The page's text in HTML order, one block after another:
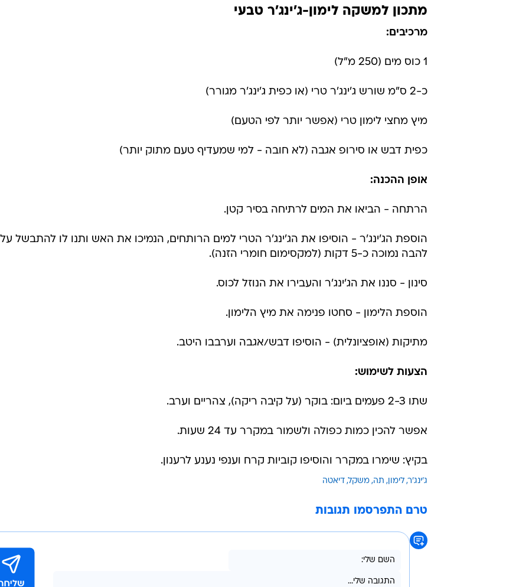
מתכון למשקה לימון-ג'ינג'ר טבעי
מרכיבים:
1 כוס מים (250 מ"ל)
כ-2 ס"מ שורש ג'ינג'ר טרי (או כפית ג'ינג'ר מגורר)
מיץ מחצי לימון טרי (אפשר יותר לפי הטעם)
כפית דבש או סירופ אגבה (לא חובה - למי שמעדיף טעם מתוק יותר)
אופן ההכנה:
הרתחה - הביאו את המים לרתיחה בסיר קטן.
הוספת הג'ינג'ר - הוסיפו את הג'ינג'ר הטרי למים הרותחים, הנמיכו את האש ותנו לו להתבשל על
להבה נמוכה כ-5 דקות (למקסימום חומרי הזנה).
סינון - סננו את הג'ינג'ר והעבירו את הנוזל לכוס.
הוספת הלימון - סחטו פנימה את מיץ הלימון.
מתיקות (אופציונלית) - הוסיפו דבש/אגבה וערבבו היטב.
הצעות לשימוש:
שתו 2-3 פעמים ביום: בוקר (על קיבה ריקה), צהריים וערב.
אפשר להכין כמות כפולה ולשמור במקרר עד 24 שעות.
בקיץ: שימרו במקרר והוסיפו קוביות קרח וענפי נענע לרענון.
ג'ינג'ר לימון תה משקל דיאטה
טרם התפרסמו תגובות